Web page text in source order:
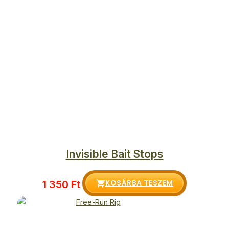
Invisible Bait Stops
1 350 Ft KOSÁRBA TESZEM